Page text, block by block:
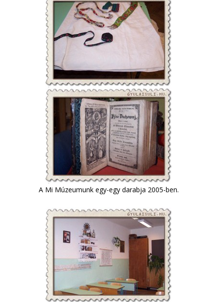
A Mi Múzeumunk egy-egy darabja 2005-ben.